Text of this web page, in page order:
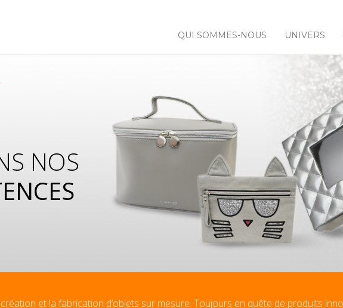
QUI SOMMES-NOUS UNIVERS
NOS
et la fabrication d’objets sur mesure. Toujours en quête de produits